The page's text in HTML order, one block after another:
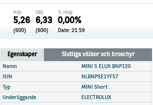
Unlimited Turbos
Nya produkter
Stoppade & förfallna produkter
Utsålda produkter
Realtidskurser
Knock-plocken
Kunskapscentra+
Hur handlar jag
Marknadsöversikt
Köp
5,26
(600)
Sälj
6,33
(600)
% idag
0,00%
Date: 21:59
Egenskaper Slutliga villkor och broschyr
Namn
MINI S ELUX BNP120
ISIN
NLBNPSE1YF57
Typ
MINI Short
Underliggande
ELECTROLUX